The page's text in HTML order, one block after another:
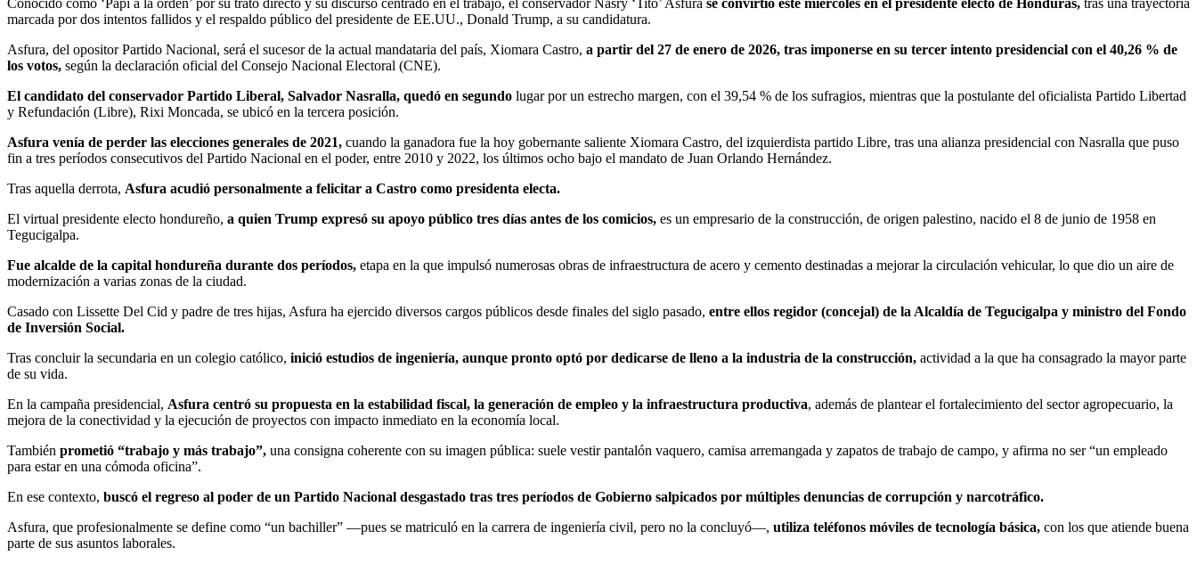
marcada por dos intentos fallidos y el respaldo público del presidente de EE.UU., Donald Trump, a su candidatura.
Asfura, del opositor Partido Nacional, será el sucesor de la actual mandataria del país, Xiomara Castro, a partir del 27 de enero de 2026, tras imponerse en su tercer intento presidencial con el 40,26 % de
los votos, según la declaración oficial del Consejo Nacional Electoral (CNE).
El candidato del conservador Partido Liberal, Salvador Nasralla, quedó en segundo lugar por un estrecho margen, con el 39,54 % de los sufragios, mientras que la postulante del oficialista Partido Libertad
y Refundación (Libre), Rixi Moncada, se ubicó en la tercera posición.
Asfura venía de perder las elecciones generales de 2021, cuando la ganadora fue la hoy gobernante saliente Xiomara Castro, del izquierdista partido Libre, tras una alianza presidencial con Nasralla que puso
fin a tres períodos consecutivos del Partido Nacional en el poder, entre 2010 y 2022, los últimos ocho bajo el mandato de Juan Orlando Hernández.
Tras aquella derrota, Asfura acudió personalmente a felicitar a Castro como presidenta electa.
El virtual presidente electo hondureño, a quien Trump expresó su apoyo público tres días antes de los comicios, es un empresario de la construcción, de origen palestino, nacido el 8 de junio de 1958 en
Tegucigalpa.
Fue alcalde de la capital hondureña durante dos períodos, etapa en la que impulsó numerosas obras de infraestructura de acero y cemento destinadas a mejorar la circulación vehicular, lo que dio un aire de
modernización a varias zonas de la ciudad.
Casado con Lissette Del Cid y padre de tres hijas, Asfura ha ejercido diversos cargos públicos desde finales del siglo pasado, entre ellos regidor (concejal) de la Alcaldía de Tegucigalpa y ministro del Fondo
de Inversión Social.
Tras concluir la secundaria en un colegio católico, inició estudios de ingeniería, aunque pronto optó por dedicarse de lleno a la industria de la construcción, actividad a la que ha consagrado la mayor parte
de su vida.
En la campaña presidencial, Asfura centró su propuesta en la estabilidad fiscal, la generación de empleo y la infraestructura productiva, además de plantear el fortalecimiento del sector agropecuario, la
mejora de la conectividad y la ejecución de proyectos con impacto inmediato en la economía local.
También prometió “trabajo y más trabajo”, una consigna coherente con su imagen pública: suele vestir pantalón vaquero, camisa arremangada y zapatos de trabajo de campo, y afirma no ser “un empleado
para estar en una cómoda oficina”.
En ese contexto, buscó el regreso al poder de un Partido Nacional desgastado tras tres períodos de Gobierno salpicados por múltiples denuncias de corrupción y narcotráfico.
Asfura, que profesionalmente se define como “un bachiller” —pues se matriculó en la carrera de ingeniería civil, pero no la concluyó—, utiliza teléfonos móviles de tecnología básica, con los que atiende buena
parte de sus asuntos laborales.